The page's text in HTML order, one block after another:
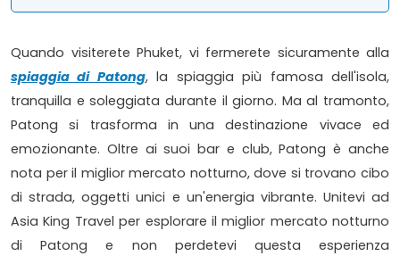
Quando visiterete Phuket, vi fermerete sicuramente alla
spiaggia di Patong, la spiaggia più famosa dell'isola,
tranquilla e soleggiata durante il giorno. Ma al tramonto,
Patong si trasforma in una destinazione vivace ed
emozionante. Oltre ai suoi bar e club, Patong è anche
nota per il miglior mercato notturno, dove si trovano cibo
di strada, oggetti unici e un'energia vibrante. Unitevi ad
Asia King Travel per esplorare il miglior mercato notturno
di Patong e non perdetevi questa esperienza